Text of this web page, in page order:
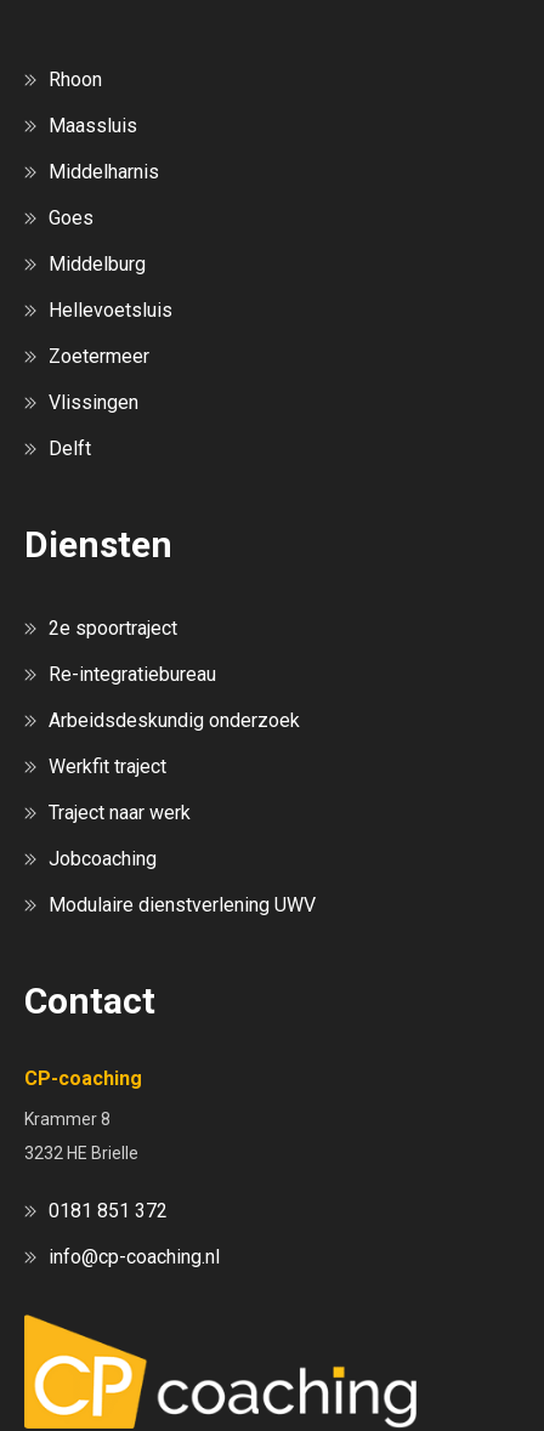
Rhoon
Maassluis
Middelharnis
Goes
Middelburg
Hellevoetsluis
Zoetermeer
Vlissingen
Delft
Diensten
2e spoortraject
Re-integratiebureau
Arbeidsdeskundig onderzoek
Werkfit traject
Traject naar werk
Jobcoaching
Modulaire dienstverlening UWV
Contact
CP-coaching
Krammer 8
3232 HE Brielle
0181 851 372
info@cp-coaching.nl